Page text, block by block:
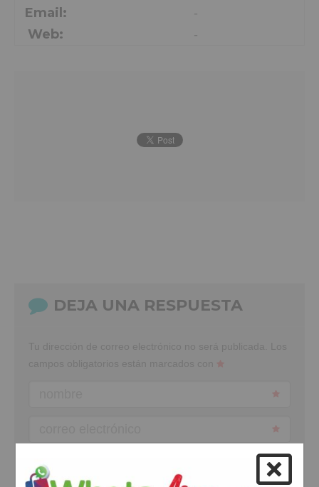
Email: -
Web: -
DEJA UNA RESPUESTA
web